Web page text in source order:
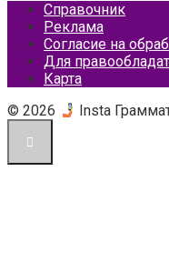
Справочник
Реклама
Согласие на
Для
Карта
© 2026
Insta